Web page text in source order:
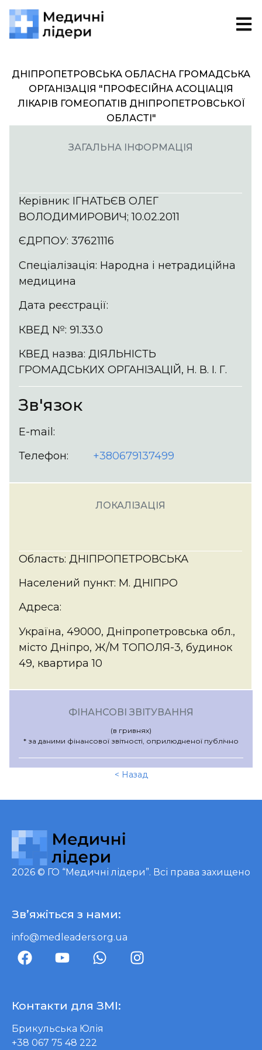
ДНІПРОПЕТРОВСЬКА ОБЛАСНА ГРОМАДСЬКА
ОРГАНІЗАЦІЯ "ПРОФЕСІЙНА АСОЦІАЦІЯ
ЛІКАРІВ ГОМЕОПАТІВ ДНІПРОПЕТРОВСЬКОЇ
ОБЛАСТІ"
ЗАГАЛЬНА ІНФОРМАЦІЯ
Керівник: ІГНАТЬЄВ ОЛЕГ
ВОЛОДИМИРОВИЧ; 10.02.2011
ЄДРПОУ: 37621116
Спеціалізація: Народна і нетрадиційна
медицина
Дата реєстрації:
КВЕД №: 91.33.0
КВЕД назва: ДІЯЛЬНІСТЬ
ГРОМАДСЬКИХ ОРГАНІЗАЦІЙ, Н. В. І. Г.
Зв'язок
E-mail:
Телефон:
+380679137499
ЛОКАЛІЗАЦІЯ
Область: ДНІПРОПЕТРОВСЬКА
Населений пункт: М. ДНІПРО
Адреса:
Україна, 49000, Дніпропетровська обл.,
місто Дніпро, Ж/М ТОПОЛЯ-3, будинок
49, квартира 10
ФІНАНСОВІ ЗВІТУВАННЯ
(в гривнях)
* за даними фінансової звітності, оприлюдненої публічно
< Назад
2026 © ГО “Медичні лідери”. Всі права захищено
Зв’яжіться з нами:
info@medleaders.org.ua
Контакти для ЗМІ:
Брикульська Юлія
+38 067 75 48 222